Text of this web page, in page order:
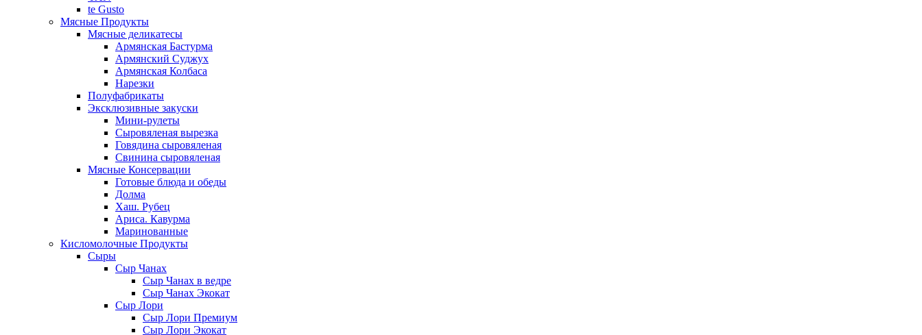
te Gusto
Мясные Продукты
Мясные деликатесы
Армянская Бастурма
Армянский Суджух
Армянская Колбаса
Нарезки
Полуфабрикаты
Эксклюзивные закуски
Мини-рулеты
Сыровяленая вырезка
Говядина сыровяленая
Свинина сыровяленая
Мясные Консервации
Готовые блюда и обеды
Долма
Хаш. Рубец
Ариса. Кавурма
Маринованные
Кисломолочные Продукты
Сыры
Сыр Чанах
Сыр Чанах в ведре
Сыр Чанах Экокат
Сыр Лори
Сыр Лори Премиум
Сыр Лори Экокат